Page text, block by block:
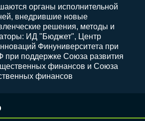
органы исполнительной
внедрившие новые
решения, методы и
ИД "Бюджет", Центр
Финуниверситета при
при поддержке Союза развития
финансов и Союза
финансов